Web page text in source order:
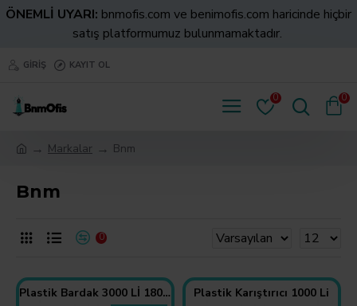
ÖNEMLİ UYARI: bnmofis.com ve benimofis.com haricinde hiçbir
satış platformumuz bulunmamaktadır.
GIRIŞ KAYIT OL
0 0
Markalar Bnm
Bnm
0
Plastik Bardak 3000 Lİ 180 CC Plastik Karıştırıcı 1000 Li